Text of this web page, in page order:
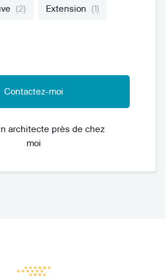
(2) Extension (1)
Contactez-moi
architecte près de chez
moi